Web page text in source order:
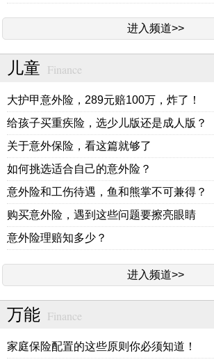
进入频道>>
儿童 Finance
大护甲意外险，289元赔100万，炸了！
给孩子买重疾险，选少儿版还是成人版？
关于意外保险，看这篇就够了
如何挑选适合自己的意外险？
意外险和工伤待遇，鱼和熊掌不可兼得？
购买意外险，遇到这些问题要擦亮眼睛
意外险理赔知多少？
进入频道>>
万能 Finance
家庭保险配置的这些原则你必须知道！